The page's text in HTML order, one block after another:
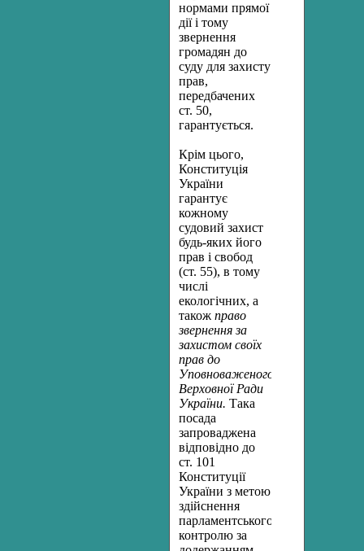
нормами прямої
дії і тому
звернення
громадян до
суду для захисту
прав,
передбачених
ст. 50,
гарантується.
Крім цього,
Конституція
України
гарантує
кожному
судовий захист
будь-яких його
прав і свобод
(ст. 55), в тому
числі
екологічних, а
також право
звернення за
захистом своїх
прав до
Уповноваженого
Верховної Ради
України. Така
посада
запроваджена
відповідно до
ст. 101
Конституції
України з метою
здійснення
парламентського
контролю за